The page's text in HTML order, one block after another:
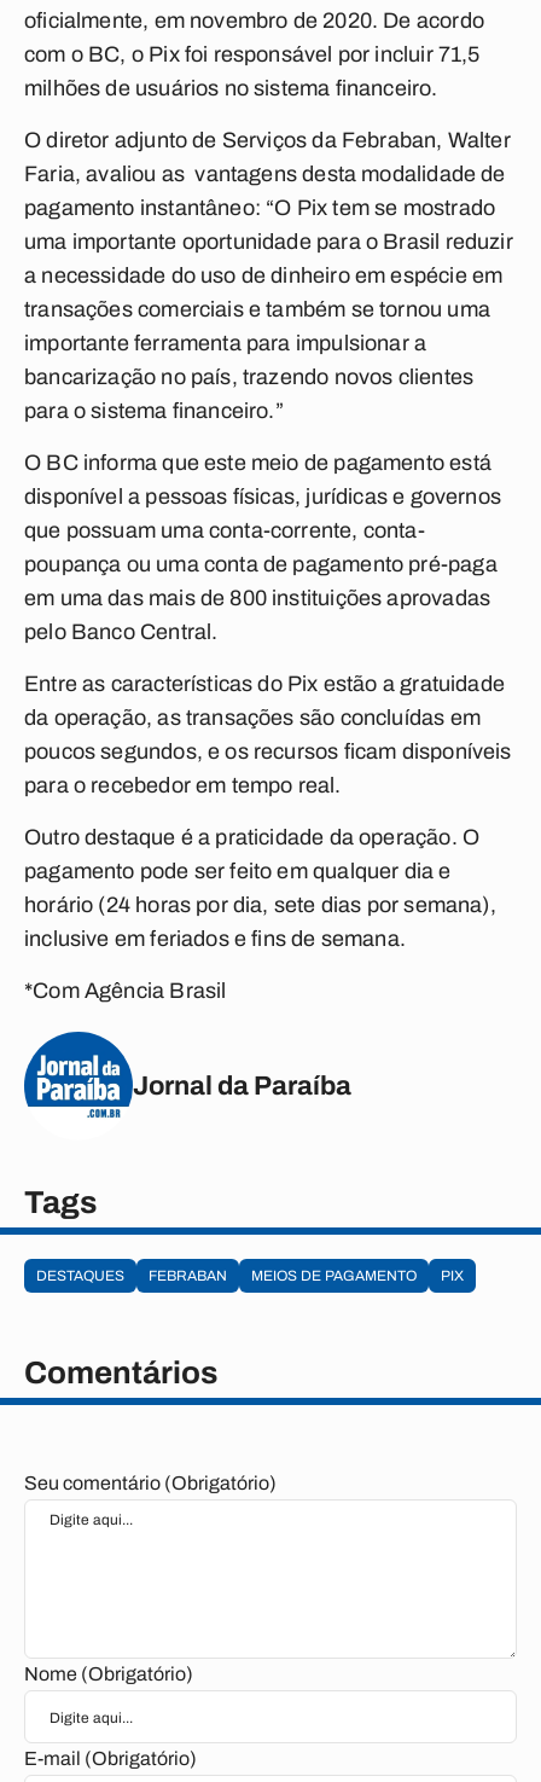
oficialmente, em novembro de 2020. De acordo
com o BC, o Pix foi responsável por incluir 71,5
milhões de usuários no sistema financeiro.
O diretor adjunto de Serviços da Febraban, Walter
Faria, avaliou as vantagens desta modalidade de
pagamento instantâneo: “O Pix tem se mostrado
uma importante oportunidade para o Brasil reduzir
a necessidade do uso de dinheiro em espécie em
transações comerciais e também se tornou uma
importante ferramenta para impulsionar a
bancarização no país, trazendo novos clientes
para o sistema financeiro.”
O BC informa que este meio de pagamento está
disponível a pessoas físicas, jurídicas e governos
que possuam uma conta-corrente, conta-
poupança ou uma conta de pagamento pré-paga
em uma das mais de 800 instituições aprovadas
pelo Banco Central.
Entre as características do Pix estão a gratuidade
da operação, as transações são concluídas em
poucos segundos, e os recursos ficam disponíveis
para o recebedor em tempo real.
Outro destaque é a praticidade da operação. O
pagamento pode ser feito em qualquer dia e
horário (24 horas por dia, sete dias por semana),
inclusive em feriados e fins de semana.
*Com Agência Brasil
Jornal da Paraíba
Tags
DESTAQUES FEBRABAN MEIOS DE PAGAMENTO PIX
Comentários
Seu comentário (Obrigatório)
Nome (Obrigatório)
E-mail (Obrigatório)